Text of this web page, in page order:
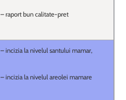
– raport bun calitate-pret
– incizia la nivelul santului mamar,
– incizia la nivelul areolei mamare